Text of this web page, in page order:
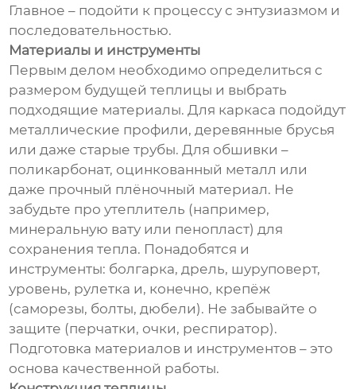
Главное – подойти к процессу с энтузиазмом и
последовательностью.
Материалы и инструменты
Первым делом необходимо определиться с
размером будущей теплицы и выбрать
подходящие материалы. Для каркаса подойдут
металлические профили, деревянные брусья
или даже старые трубы. Для обшивки –
поликарбонат, оцинкованный металл или
даже прочный плёночный материал. Не
забудьте про утеплитель (например,
минеральную вату или пенопласт) для
сохранения тепла. Понадобятся и
инструменты: болгарка, дрель, шуруповерт,
уровень, рулетка и, конечно, крепёж
(саморезы, болты, дюбели). Не забывайте о
защите (перчатки, очки, респиратор).
Подготовка материалов и инструментов – это
основа качественной работы.